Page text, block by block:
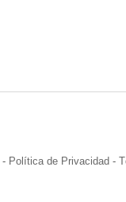
- Política de Privacidad -